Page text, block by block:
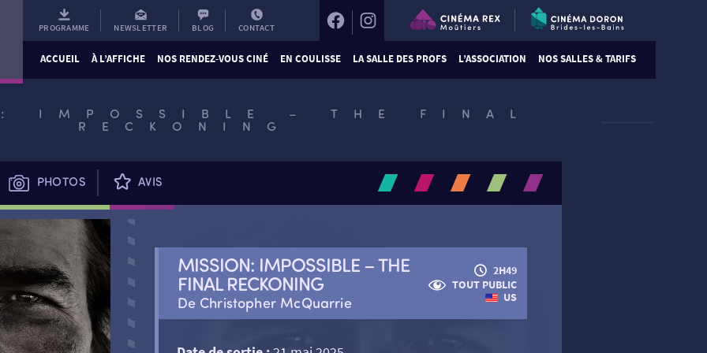
PROGRAMME NEWSLETTER BLOG CONTACT
ACCUEIL À L’AFFICHE NOS RENDEZ-VOUS CINÉ EN COULISSE LA SALLE DES PROFS L’ASSOCIATION NOS SALLES & TARIFS
IMPOSSIBLE – THE FINAL
RECKONING
PHOTOS AVIS
MISSION: IMPOSSIBLE – THE
FINAL RECKONING
De Christopher McQuarrie
2H49
TOUT PUBLIC
US